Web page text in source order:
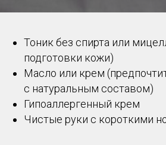
Тоник без спирта или
подготовки кожи)
Масло или крем
с натуральным составом)
Гипоаллергенный крем
Чистые руки с короткими